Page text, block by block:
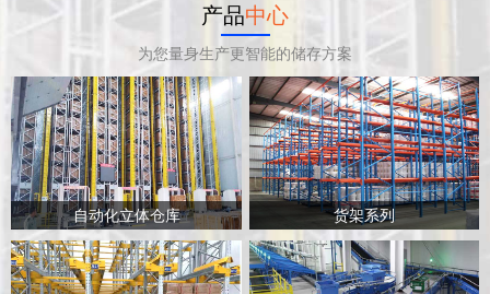
产品中心
为您量身生产更智能的储存方案
自动化立体仓库 货架系列